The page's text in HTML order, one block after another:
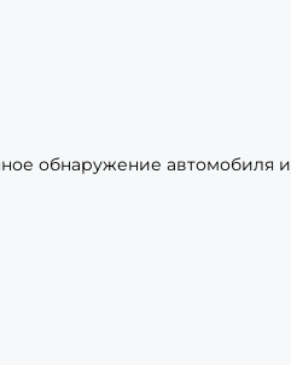
обнаружение автомобиля и